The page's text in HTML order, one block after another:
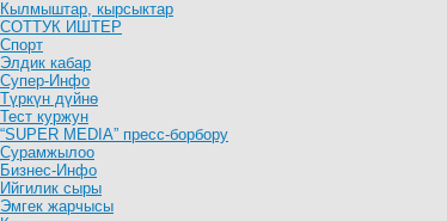
Кылмыштар, кырсыктар
СОТТУК ИШТЕР
Спорт
Элдик кабар
Супер-Инфо
Түркүн дүйнө
Тест куржун
“SUPER MEDIA” пресс-борбору
Сурамжылоо
Бизнес-Инфо
Ийгилик сыры
Эмгек жарчысы